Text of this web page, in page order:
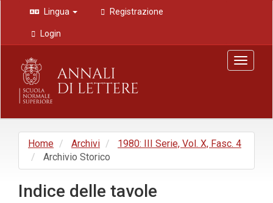
Navigazione
principale
Contenuto
principale
Barra
laterale
Lingua Registrazione
Login
Toggle
Home Archivi
1980: III Serie, Vol. X, Fasc. 4
Archivio Storico
Indice delle tavole